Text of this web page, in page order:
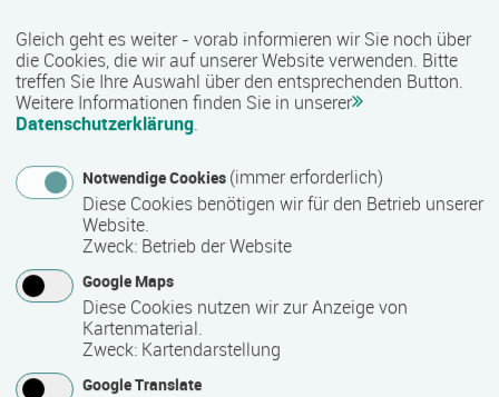
E-Mail *
Nachricht *
Gleich geht es weiter - vorab informieren wir Sie noch über
die Cookies, die wir auf unserer Website verwenden. Bitte
treffen Sie Ihre Auswahl über den entsprechenden Button.
Weitere Informationen finden Sie in unserer
Datenschutzerklärung.
Notwendige Cookies (immer erforderlich)
Diese Cookies benötigen wir für den Betrieb unserer
Website.
Zweck: Betrieb der Website
Google Maps
Diese Cookies nutzen wir zur Anzeige von
Kartenmaterial.
Zweck: Kartendarstellung
Google Translate